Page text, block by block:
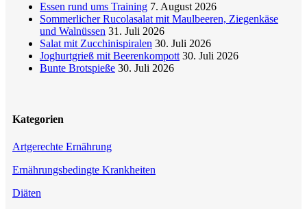
Essen rund ums Training 7. August 2026
Sommerlicher Rucolasalat mit Maulbeeren, Ziegenkäse
und Walnüssen 31. Juli 2026
Salat mit Zucchinispiralen 30. Juli 2026
Joghurtgrieß mit Beerenkompott 30. Juli 2026
Bunte Brotspieße 30. Juli 2026
Kategorien
Artgerechte Ernährung
Ernährungsbedingte Krankheiten
Diäten